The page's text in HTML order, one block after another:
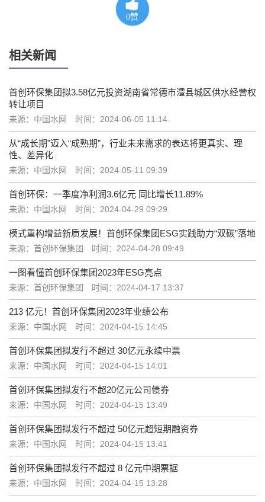
0赞
相关新闻
首创环保集团拟3.58亿元投资湖南省常德市澧县城区供水经营权
转让项目
来源：中国水网 时间：2024-06-05 11:14
从“成长期”迈入“成熟期”，行业未来需求的表达将更真实、理
性、差异化
来源：中国水网 时间：2024-05-11 09:39
首创环保：一季度净利润3.6亿元 同比增长11.89%
来源：中国水网 时间：2024-04-29 09:29
模式重构增益新质发展！首创环保集团ESG实践助力“双碳”落地
来源：首创环保集团 时间：2024-04-28 09:49
一图看懂首创环保集团2023年ESG亮点
来源：首创环保集团 时间：2024-04-17 13:37
213 亿元！首创环保集团2023年业绩公布
来源：中国水网 时间：2024-04-15 14:45
首创环保集团拟发行不超过 30亿元永续中票
来源：中国水网 时间：2024-04-15 14:01
首创环保集团拟发行不超20亿元公司债券
来源：中国水网 时间：2024-04-15 13:49
首创环保集团拟发行不超过 50亿元超短期融资券
来源：中国水网 时间：2024-04-15 13:41
首创环保集团拟发行不超过 8 亿元中期票据
来源：中国水网 时间：2024-04-15 13:28